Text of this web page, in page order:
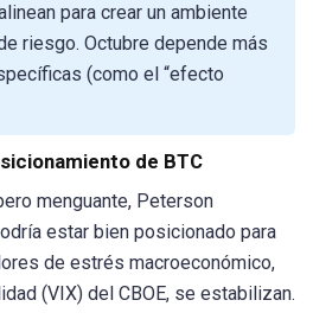
para crear un ambiente
riesgo. Octubre depende más
(como el “efecto
de BTC
menguante, Peterson
estar bien posicionado para
de estrés macroeconómico,
(VIX) del CBOE, se estabilizan.